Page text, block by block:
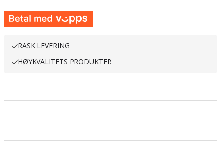
RASK LEVERING
HØYKVALITETS PRODUKTER